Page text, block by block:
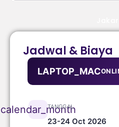
Jadwal & Biaya
LAPTOP_MAC
calendar_month
TANGGAL
23-24 Oct 2026